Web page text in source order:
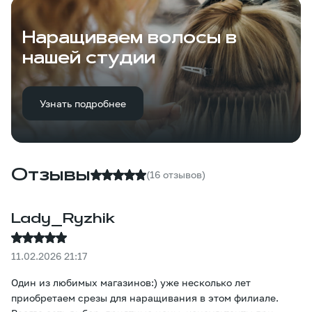
Наращиваем волосы в
нашей студии
Узнать подробнее
Отзывы (16 отзывов)
Lady_Ryzhik
11.02.2026 21:17
Один из любимых магазинов:) уже несколько лет
приобретаем срезы для наращивания в этом филиале.